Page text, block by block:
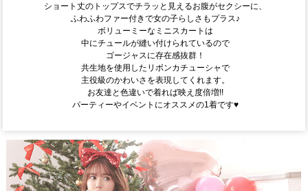
ショート丈のトップスでチラッと見えるお腹がセクシーに、
ふわふわファー付きで女の子らしさもプラス♪
ボリューミーなミニスカートは
中にチュールが縫い付けられているので
ゴージャスに存在感抜群！
共生地を使用したリボンカチューシャで
主役級のかわいさを表現してくれます。
お友達と色違いで着れば映え度倍増!!
パーティーやイベントにオススメの1着です♥